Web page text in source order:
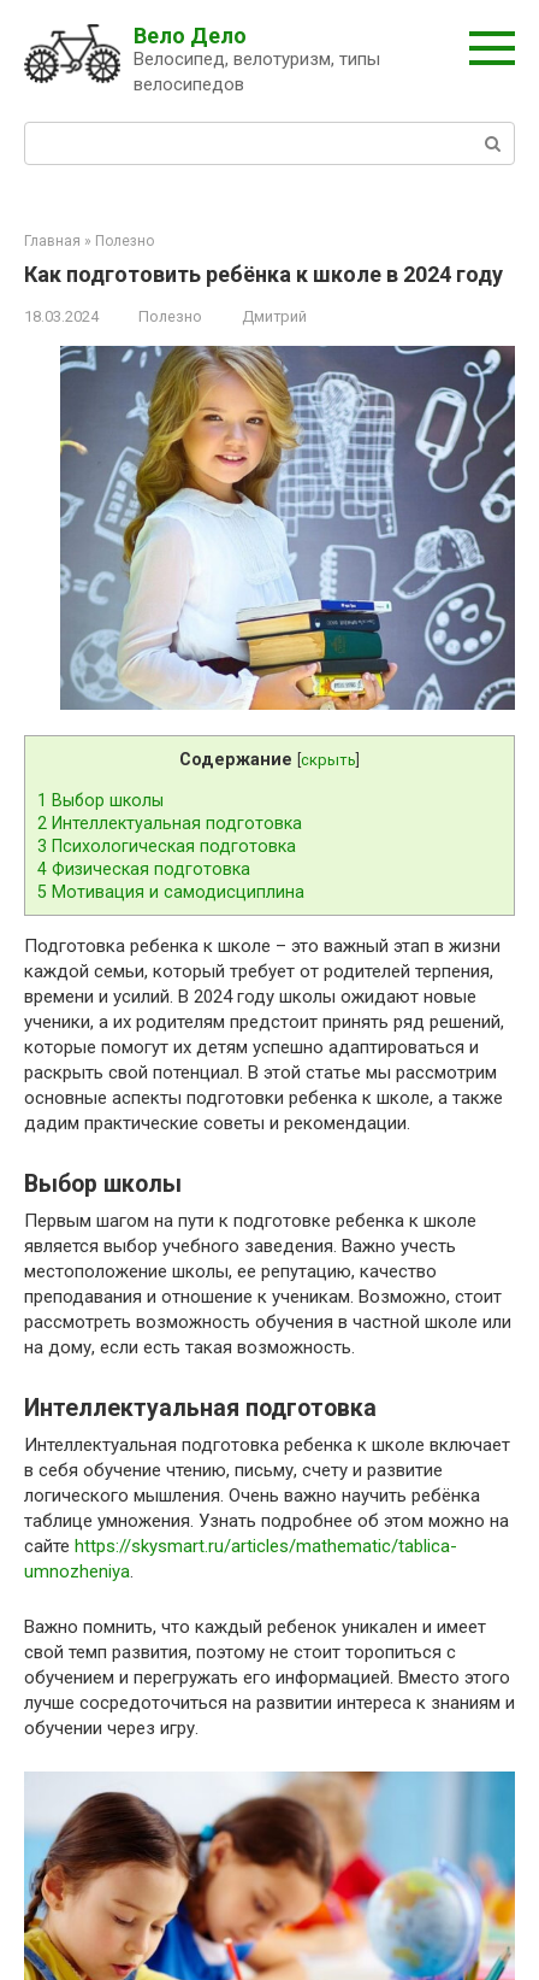
контенту
Вело Дело
Велосипед, велотуризм, типы
велосипедов
Главная » Полезно
Как подготовить ребёнка к школе в 2024 году
18.03.2024 Полезно Дмитрий
Содержание скрыть
1 Выбор школы
2 Интеллектуальная подготовка
3 Психологическая подготовка
4 Физическая подготовка
5 Мотивация и самодисциплина
Подготовка ребенка к школе – это важный этап в жизни
каждой семьи, который требует от родителей терпения,
времени и усилий. В 2024 году школы ожидают новые
ученики, а их родителям предстоит принять ряд решений,
которые помогут их детям успешно адаптироваться и
раскрыть свой потенциал. В этой статье мы рассмотрим
основные аспекты подготовки ребенка к школе, а также
дадим практические советы и рекомендации.
Выбор школы
Первым шагом на пути к подготовке ребенка к школе
является выбор учебного заведения. Важно учесть
местоположение школы, ее репутацию, качество
преподавания и отношение к ученикам. Возможно, стоит
рассмотреть возможность обучения в частной школе или
на дому, если есть такая возможность.
Интеллектуальная подготовка
Интеллектуальная подготовка ребенка к школе включает
в себя обучение чтению, письму, счету и развитие
логического мышления. Очень важно научить ребёнка
таблице умножения. Узнать подробнее об этом можно на
сайте https://skysmart.ru/articles/mathematic/tablica-
umnozheniya.
Важно помнить, что каждый ребенок уникален и имеет
свой темп развития, поэтому не стоит торопиться с
обучением и перегружать его информацией. Вместо этого
лучше сосредоточиться на развитии интереса к знаниям и
обучении через игру.